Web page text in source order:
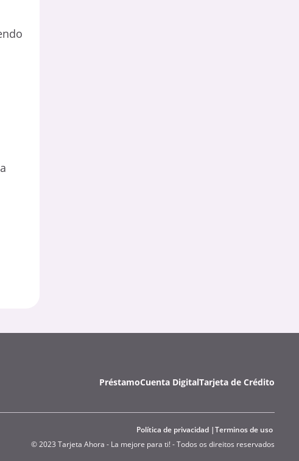
PréstamoCuenta DigitalTarjeta de Crédito
Política de privacidad Terminos de uso
© 2023 Tarjeta Ahora - La mejore para ti! - Todos os direitos reservados